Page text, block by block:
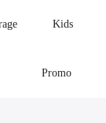
Kids
Promo